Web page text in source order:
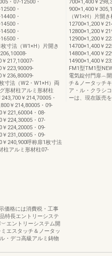
・07-12500・
・
・
・
・
・
寸法（W1×H）片開き
217,10007-
223,90009-
236,80009-
寸法（W2・W1×H）両
形材柱アルミ形材柱
￥214,70005・
￥214,80005・09-
￥221,60004・08-
￥224,30005・07-
￥224,20005・09-
￥231,00005・09-
￥240,900呼称扉1枚寸法
柱アルミ形材柱07-
価格には消費税・工事
特長エントリーシステ
エントリーシステム開
エスタッチ＆ノータッ
・デコ高級アルミ鋳物
700×1,400￥
900×1,400￥
（W1×H）片開
12700×1,200￥
12800×1,200￥
12900×1,200￥
14700×1,400￥
14800×1,400￥
14900×1,400￥
FM1型TM1型
電気錠付門扉︵
チ＆ノータッチ
ア・ル・クラシ
ーは、現在販売